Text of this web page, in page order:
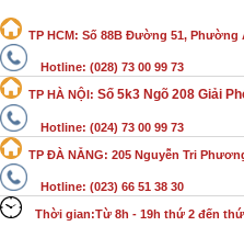
TP HCM: Số 88B Đường 51, Phường
Hotline: (028) 73 00 99 73
TP HÀ NỘI: Số 5k3 Ngõ 208 Giải
Hotline: (024) 73 00 99 73
TP ĐÀ NẴNG: 205 Nguyễn Tri
Hotline: (023) 66 51 38 30
Thời gian:Từ 8h - 19h thứ 2 đến thứ